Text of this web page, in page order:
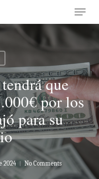
Menu
que
por los
para su
2024 No Comments
Close